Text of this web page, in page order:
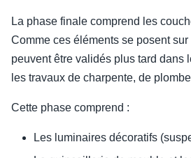
La phase finale comprend les
Comme ces éléments se posent
peuvent être validés plus tard dans
les travaux de charpente, de
Cette phase comprend :
Les luminaires décoratifs